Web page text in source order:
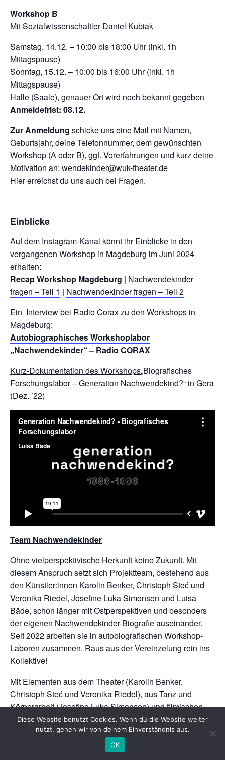
Workshop B
Mit Sozialwissenschaftler Daniel Kubiak
Samstag, 14.12. – 10:00 bis 18:00 Uhr (inkl. 1h
Mittagspause)
Sonntag, 15.12. – 10:00 bis 16:00 Uhr (inkl. 1h
Mittagspause)
Halle (Saale), genauer Ort wird noch bekannt gegeben
Anmeldefrist: 08.12.
Zur Anmeldung schicke uns eine Mail mit Namen,
Geburtsjahr, deine Telefonnummer, dem gewünschten
Workshop (A oder B), ggf. Vorerfahrungen und kurz deine
Motivation an: wendekinder@wuk-theater.de
Hier erreichst du uns auch bei Fragen.
Einblicke
Auf dem Instagram-Kanal könnt ihr Einblicke in den
vergangenen Workshop in Magdeburg im Juni 2024
erhalten:
Recap Workshop Magdeburg | Nachwendekinder
fragen – Teil 1 | Nachwendekinder fragen – Teil 2
Ein Interview bei Radio Corax zu den Workshops in
Magdeburg:
Autobiographisches Workshoplabor
„Nachwendekinder“ – Radio CORAX
Kurz-Dokumentation des Workshops„Biografisches
Forschungslabor – Generation Nachwendekind?“ in Gera
(Dez. ’22)
Team Nachwendekinder
Ohne vielperspektivische Herkunft keine Zukunft. Mit
diesem Anspruch setzt sich Projektteam, bestehend aus
den Künstler:innen Karolin Benker, Christoph Steć und
Veronika Riedel, Josefine Luka Simonsen und Luisa
Bäde, schon länger mit Ostperspektiven und besonders
der eigenen Nachwendekinder-Biografie auseinander.
Seit 2022 arbeiten sie in autobiografischen Workshop-
Laboren zusammen. Raus aus der Vereinzelung rein ins
Kollektive!
Mit Elementen aus dem Theater (Karolin Benker,
Christoph Steć und Veronika Riedel), aus Tanz und
Körperarbeit (Josefine Luka Simonsen) und filmischen
Mitteln (Luisa Bäde) haben die Künstler:innen sich zur
Aufgabe gesetzt, Fragen der Nachwendekinder-
Generation nachzuspüren, sichtbar zu machen und
Diese Website benutzt Cookies. Wenn du die Website weiter
nutzt, gehen wir von deinem Einverständnis aus.
OK